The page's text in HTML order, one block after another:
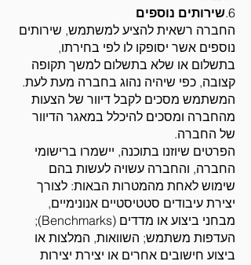
6. שירותים נוספים
החברה רשאית להציע למשתמש, שירותים
נוספים אשר יסופקו לו לפי בחירתו,
בתשלום או שלא בתשלום למשך תקופה
קצובה, כפי שיהיה נהוג בחברה מעת לעת.
המשתמש מסכים לקבל דיוור של הצעות
מהחברה ומסכים להיכלל במאגר הדיוור
של החברה.
הפרטים שיוזנו בתוכנה, יישמרו ברישומי
החברה, והחברה עשויה לעשות בהם
שימוש לאחת מהמטרות הבאות: לצורך
יצירת עיבודים סטטיסטיים אנונימיים,
מבחני ביצוע או מדדים (Benchmarks);
העדפות משתמש; השוואות, המלצות או
ביצוע חישובים אחרים או יצירת יצירות